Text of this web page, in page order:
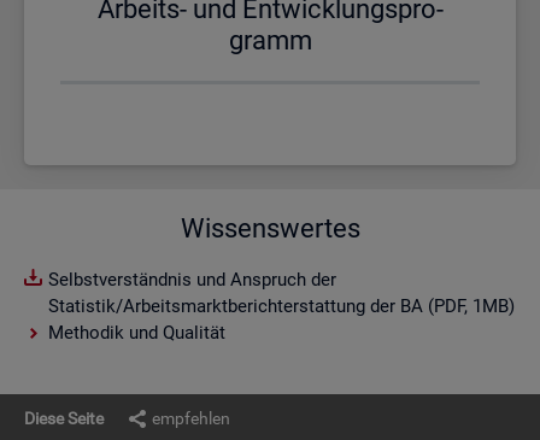
Ar­beits- und Ent­wick­lungs­pro­
gramm
Wissenswertes
Selbstverständnis und Anspruch der
Statistik/Arbeitsmarktberichterstattung der BA (PDF, 1MB)
Methodik und Qualität
Diese Seite empfehlen